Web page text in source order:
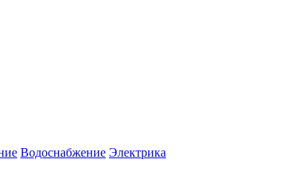
Водоснабжение Электрика